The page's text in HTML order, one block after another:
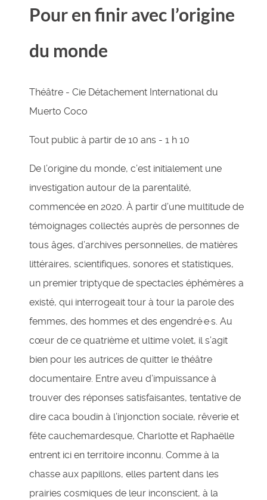
Pour en finir avec l’origine
du monde
Théâtre - Cie Détachement International du
Muerto Coco
Tout public à partir de 10 ans - 1 h 10
De l’origine du monde, c’est initialement une
investigation autour de la parentalité,
commencée en 2020. À partir d’une multitude de
témoignages collectés auprès de personnes de
tous âges, d’archives personnelles, de matières
littéraires, scientifiques, sonores et statistiques,
un premier triptyque de spectacles éphémères a
existé, qui interrogeait tour à tour la parole des
femmes, des hommes et des engendré·e·s. Au
cœur de ce quatrième et ultime volet, il s’agit
bien pour les autrices de quitter le théâtre
documentaire. Entre aveu d’impuissance à
trouver des réponses satisfaisantes, tentative de
dire caca boudin à l’injonction sociale, rêverie et
fête cauchemardesque, Charlotte et Raphaëlle
entrent ici en territoire inconnu. Comme à la
chasse aux papillons, elles partent dans les
prairies cosmiques de leur inconscient, à la